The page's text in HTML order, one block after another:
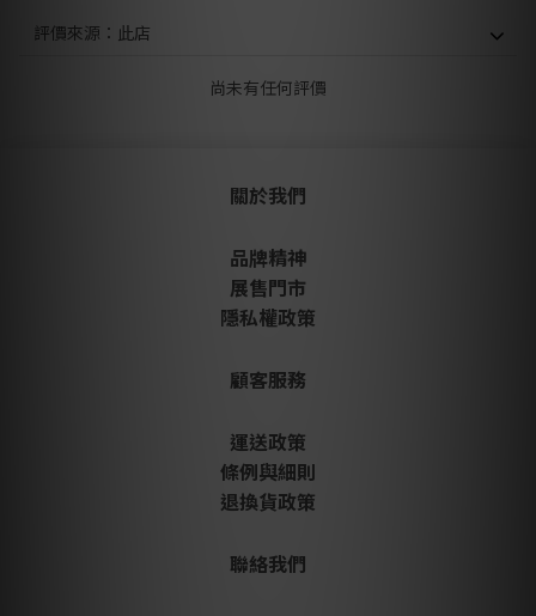
尚未有任何評價
關於我們
品牌精神
展售門市
隱私權政策
顧客服務
運送政策
條例與細則
退換貨政策
聯絡我們